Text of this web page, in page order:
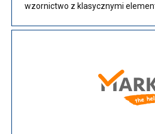
wzornictwo z klasycznymi